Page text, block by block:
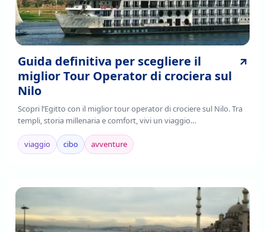
Guida definitiva per scegliere il
miglior Tour Operator di crociera sul
Nilo
Scopri l’Egitto con il miglior tour operator di crociere sul Nilo. Tra
templi, storia millenaria e comfort, vivi un viaggio
indimenticabile.Prenota ora!
viaggio
cibo avventure